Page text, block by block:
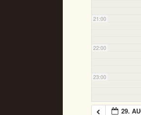
21:00
22:00
23:00
29.